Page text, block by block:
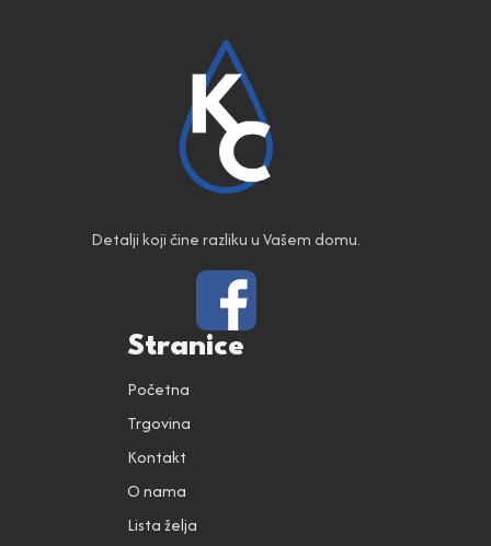
Detalji koji čine razliku u Vašem domu.
Stranice
Početna
Trgovina
Kontakt
O nama
Lista želja